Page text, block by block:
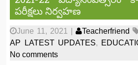
పరీక్షలు నిర్వహణ
June 11, 2021 | Teacherfriend
AP LATEST UPDATES,
No comments